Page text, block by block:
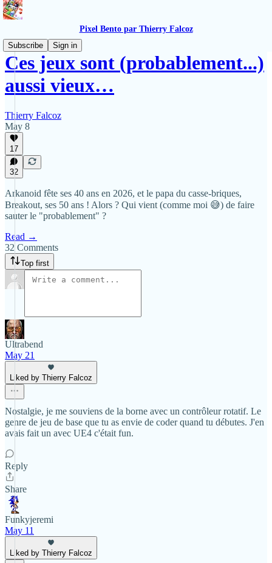
Pixel Bento par Thierry Falcoz
Subscribe
Sign in
Ces jeux sont (probablement...)
aussi vieux…
Thierry Falcoz
May 8
17
32
Arkanoid fête ses 40 ans en 2026, et le papa du casse-briques,
Breakout, ses 50 ans ! Alors ? Qui vient (comme moi 😅) de faire
sauter le "probablement" ?
Read →
32 Comments
Top first
Ultrabend
May 21
Liked by Thierry Falcoz
Nostalgie, je me souviens de la borne avec un contrôleur rotatif. Le
genre de jeu de base que tu as envie de coder quand tu débutes. J'en
avais fait un avec UE4 c'était fun.
Reply
Share
Funkyjeremi
May 11
Liked by Thierry Falcoz